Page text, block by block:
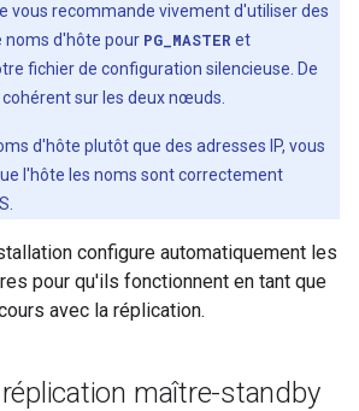
vous recommande vivement d'utiliser des
noms d'hôte pour PG_MASTER et
fichier de configuration silencieuse. De
sur les deux nœuds.
d'hôte plutôt que des adresses IP, vous
l'hôte les noms sont correctement
configure automatiquement les
pour qu'ils fonctionnent en tant que
avec la réplication.
maître-standby